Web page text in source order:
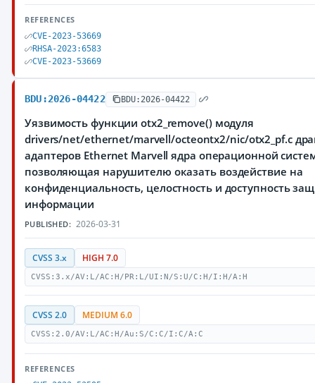
REFERENCES
CVE-2023-53669
RHSA-2023:6583
CVE-2023-53669
BDU:2026-04422 BDU:2026-04422
Уязвимость функции otx2_remove() модуля
drivers/net/ethernet/marvell/octeontx2/nic/otx2_pf.c
адаптеров Ethernet Marvell ядра операционной
позволяющая нарушителю оказать воздействие на
конфиденциальность, целостность и доступность
информации
PUBLISHED: 2026-03-31
CVSS 3.x HIGH 7.0
CVSS:3.x/AV:L/AC:H/PR:L/UI:N/S:U/C:H/I:H/A:H
CVSS 2.0 MEDIUM 6.0
CVSS:2.0/AV:L/AC:H/Au:S/C:C/I:C/A:C
REFERENCES